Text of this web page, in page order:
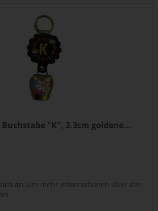
"K", 3.3cm goldene...
an, um mehr Informationen über das